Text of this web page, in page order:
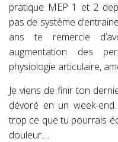
pratique MEP 1 et 2
pas de système
ans te remercie
augmentation des
physiologie articulaire,
Je viens de finir ton
dévoré en un week-
trop ce que tu pourrais
douleur….